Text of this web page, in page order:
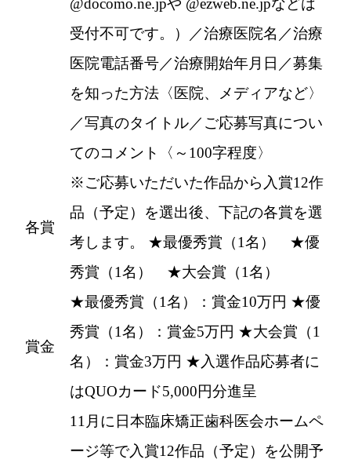
受付不可です。）／治療医院名／治療
医院電話番号／治療開始年月日／募集
を知った方法〈医院、メディアなど〉
／写真のタイトル／ご応募写真につい
てのコメント〈～100字程度〉
各賞
※ご応募いただいた作品から入賞12作
品（予定）を選出後、下記の各賞を選
考します。 ★最優秀賞（1名） ★優
秀賞（1名） ★大会賞（1名）
賞金
★最優秀賞（1名）：賞金10万円 ★優
秀賞（1名）：賞金5万円 ★大会賞（1
名）：賞金3万円 ★入選作品応募者に
はQUOカード5,000円分進呈
11月に日本臨床矯正歯科医会ホームペ
ージ等で入賞12作品（予定）を公開予